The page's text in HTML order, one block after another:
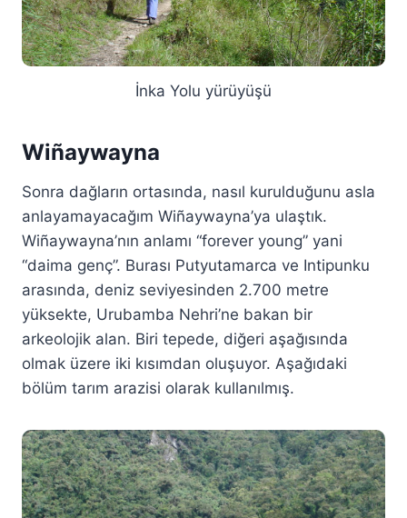
İnka Yolu yürüyüşü
Wiñaywayna
Sonra dağların ortasında, nasıl kurulduğunu asla
anlayamayacağım Wiñaywayna’ya ulaştık.
Wiñaywayna’nın anlamı “forever young” yani
“daima genç”. Burası Putyutamarca ve Intipunku
arasında, deniz seviyesinden 2.700 metre
yüksekte, Urubamba Nehri’ne bakan bir
arkeolojik alan. Biri tepede, diğeri aşağısında
olmak üzere iki kısımdan oluşuyor. Aşağıdaki
bölüm tarım arazisi olarak kullanılmış.